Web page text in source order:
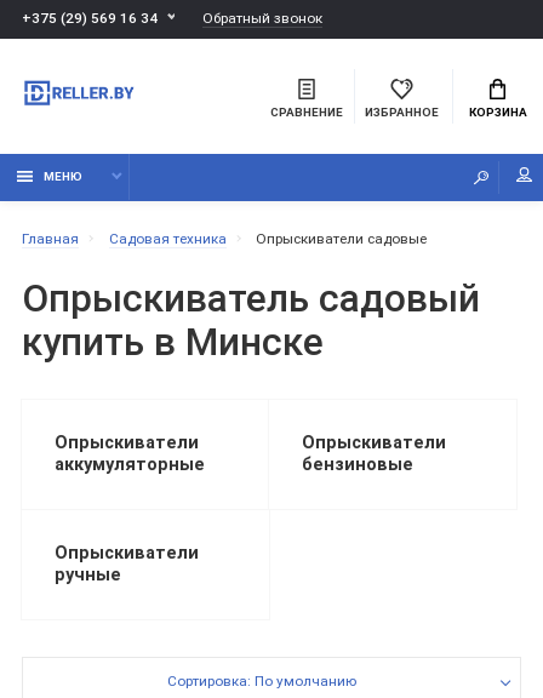
+375 (29) 569 16 34 Обратный звонок
СРАВНЕНИЕ ИЗБРАННОЕ КОРЗИНА
МЕНЮ
Главная Садовая техника Опрыскиватели садовые
Опрыскиватель садовый
купить в Минске
Опрыскиватели
аккумуляторные
Опрыскиватели
бензиновые
Опрыскиватели
ручные
Сортировка: По умолчанию